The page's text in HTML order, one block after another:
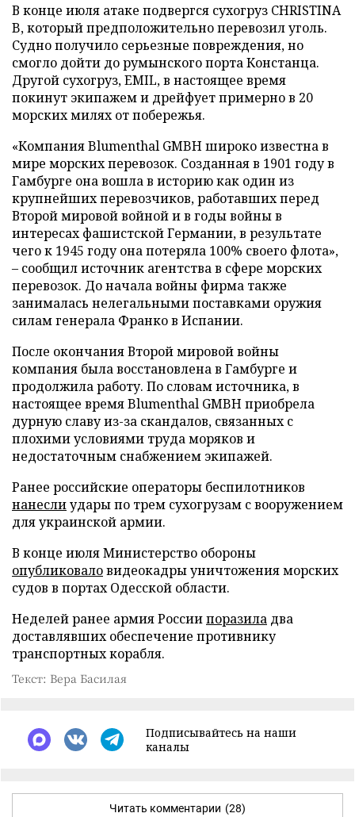
В конце июля атаке подвергся сухогруз CHRISTINA
B, который предположительно перевозил уголь.
Судно получило серьезные повреждения, но
смогло дойти до румынского порта Констанца.
Другой сухогруз, EMIL, в настоящее время
покинут экипажем и дрейфует примерно в 20
морских милях от побережья.
«Компания Blumenthal GMBH широко известна в
мире морских перевозок. Созданная в 1901 году в
Гамбурге она вошла в историю как один из
крупнейших перевозчиков, работавших перед
Второй мировой войной и в годы войны в
интересах фашистской Германии, в результате
чего к 1945 году она потеряла 100% своего флота»,
– сообщил источник агентства в сфере морских
перевозок. До начала войны фирма также
занималась нелегальными поставками оружия
силам генерала Франко в Испании.
После окончания Второй мировой войны
компания была восстановлена в Гамбурге и
продолжила работу. По словам источника, в
настоящее время Blumenthal GMBH приобрела
дурную славу из-за скандалов, связанных с
плохими условиями труда моряков и
недостаточным снабжением экипажей.
Ранее российские операторы беспилотников
нанеслиудары по трем сухогрузам с вооружением
для украинской армии.
В конце июля Министерство обороны
опубликоваловидеокадры уничтожения морских
судов в портах Одесской области.
Неделей ранее армия Россиипоразила два
доставлявших обеспечение противнику
транспортных корабля.
Текст: Вера Басилая
Подписывайтесь на наши
каналы
Читать комментарии (28)